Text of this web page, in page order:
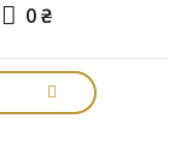
0 ₴